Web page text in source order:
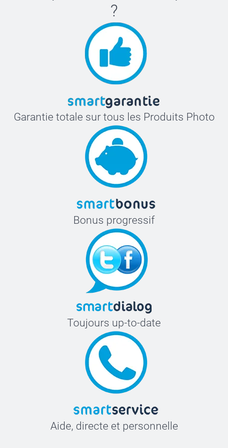
?
Garantie totale sur tous les Produits Photo
Bonus progressif
Toujours up-to-date
Aide, directe et personnelle